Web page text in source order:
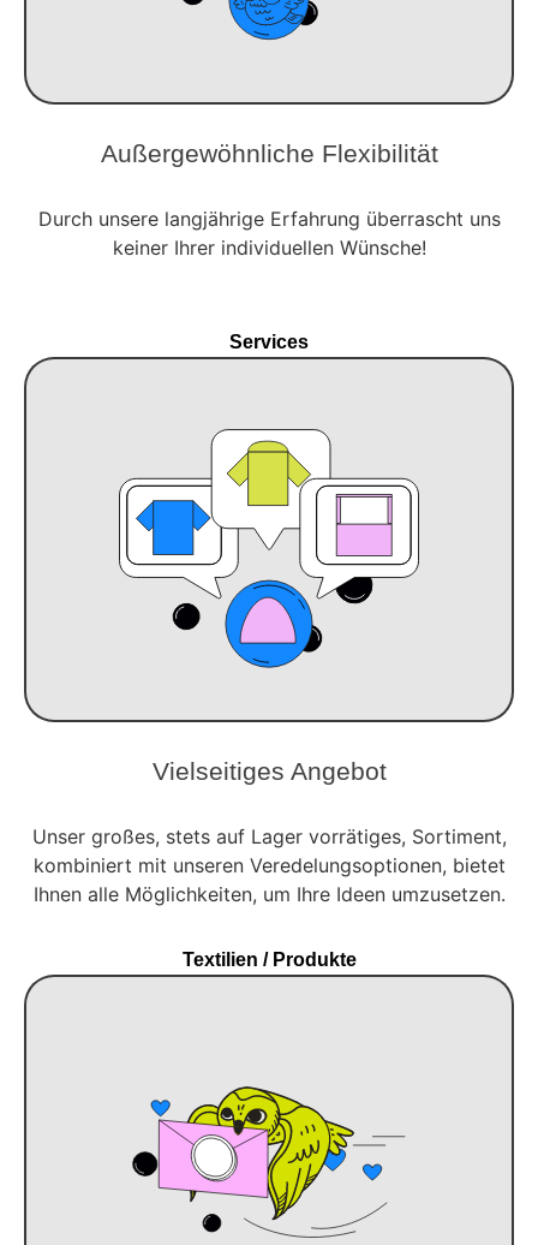
Außergewöhnliche Flexibilität
Durch unsere langjährige Erfahrung überrascht uns
keiner Ihrer individuellen Wünsche!
Services
Vielseitiges Angebot
Unser großes, stets auf Lager vorrätiges, Sortiment,
kombiniert mit unseren Veredelungsoptionen, bietet
Ihnen alle Möglichkeiten, um Ihre Ideen umzusetzen.
Textilien / Produkte